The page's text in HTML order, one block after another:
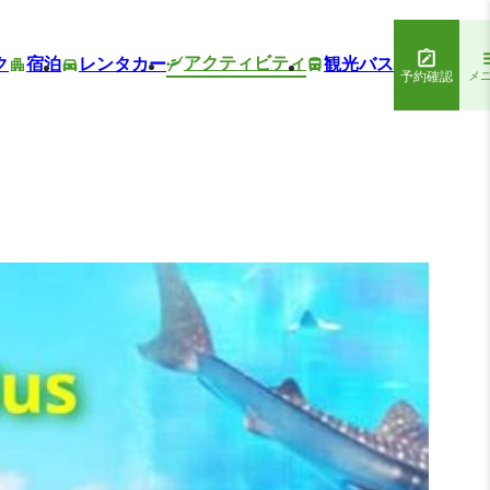
宿泊 レンタカー アクティビティ 観光バス
予約確認 メ